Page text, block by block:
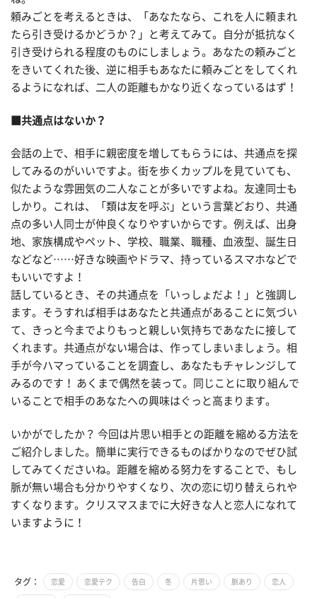
頼みごとを考えるときは、「あなたなら、これを人に頼まれ
たら引き受けるかどうか？」と考えてみて。自分が抵抗なく
引き受けられる程度のものにしましょう。あなたの頼みごと
をきいてくれた後、逆に相手もあなたに頼みごとをしてくれ
るようになれば、二人の距離もかなり近くなっているはず！
■共通点はないか？
会話の上で、相手に親密度を増してもらうには、共通点を探
してみるのがいいですよ。街を歩くカップルを見ていても、
似たような雰囲気の二人なことが多いですよね。友達同士も
しかり。これは、「類は友を呼ぶ」という言葉どおり、共通
点の多い人同士が仲良くなりやすいからです。例えば、出身
地、家族構成やペット、学校、職業、職種、血液型、誕生日
などなど……好きな映画やドラマ、持っているスマホなどで
もいいですよ！
話しているとき、その共通点を「いっしょだよ！」と強調し
ます。そうすれば相手はあなたと共通点があることに気づい
て、きっと今までよりもっと親しい気持ちであなたに接して
くれます。共通点がない場合は、作ってしまいましょう。相
手が今ハマっていることを調査し、あなたもチャレンジして
みるのです！ あくまで偶然を装って。同じことに取り組んで
いることで相手のあなたへの興味はぐっと高まります。
いかがでしたか？ 今回は片思い相手との距離を縮める方法を
ご紹介しました。簡単に実行できるものばかりなのでぜひ試
してみてくださいね。距離を縮める努力をすることで、もし
脈が無い場合も分かりやすくなり、次の恋に切り替えられや
すくなります。クリスマスまでに大好きな人と恋人になれて
いますように！
タグ： 恋愛 恋愛テク 告白 冬 片思い 脈あり 恋人